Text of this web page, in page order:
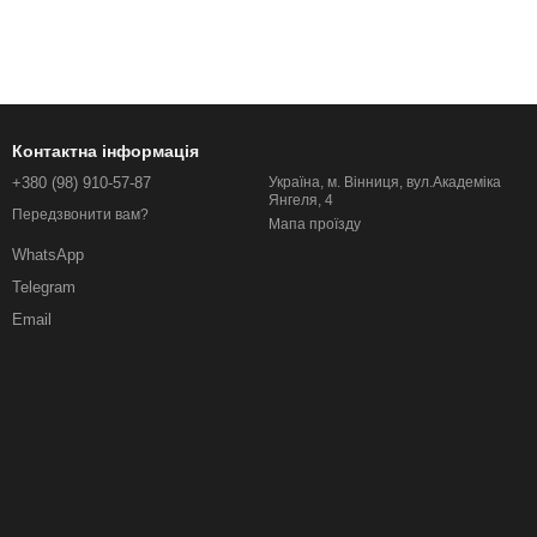
Контактна інформація
+380 (98) 910-57-87
Передзвонити вам?
WhatsApp
Telegram
Email
Україна, м. Вінниця, вул.Академіка
Янгеля, 4
Мапа проїзду